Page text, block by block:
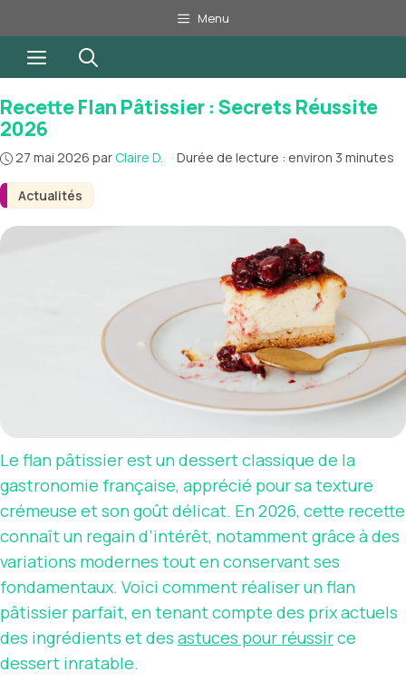
au
contenu
Menu
Menu
Actualités
Recette Flan Pâtissier : Secrets Réussite
2026
27 mai 2026 par Claire D. · Durée de lecture : environ 3 minutes
Le flan pâtissier est un dessert classique de la
gastronomie française, apprécié pour sa texture
crémeuse et son goût délicat. En 2026, cette recette
connaît un regain d’intérêt, notamment grâce à des
variations modernes tout en conservant ses
fondamentaux. Voici comment réaliser un flan
pâtissier parfait, en tenant compte des prix actuels
des ingrédients et des astuces pour réussirce
dessert inratable.